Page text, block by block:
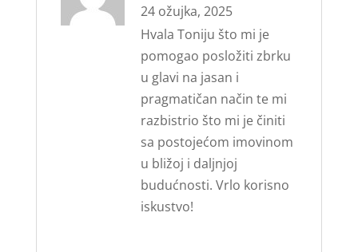
24 ožujka, 2025
Hvala Toniju što mi je
pomogao posložiti zbrku
u glavi na jasan i
pragmatičan način te mi
razbistrio što mi je činiti
sa postojećom imovinom
u bližoj i daljnjoj
budućnosti. Vrlo korisno
iskustvo!